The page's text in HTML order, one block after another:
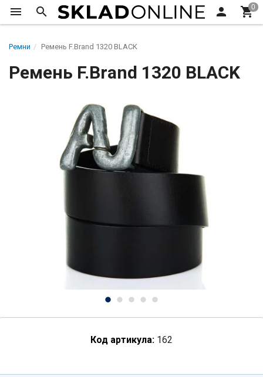
Ремни Ремень F.Brand 1320 BLACK
Ремень F.Brand 1320 BLACK
Код артикула: 162